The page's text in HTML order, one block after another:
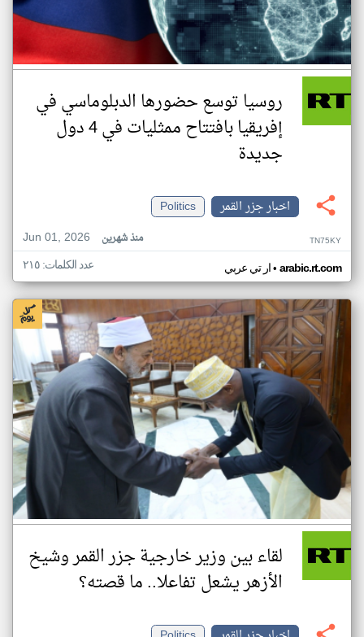
روسيا توسع حضورها الدبلوماسي في
إفريقيا بافتتاح ممثليات في 4 دول
جديدة
اخبار جزر القمر
Politics
Jun 01, 2026
منذ شهرين TN75KY
ار تي عربي• arabic.rt.com عدد الكلمات: ٢١٥
لقاء بين وزير خارجية جزر القمر وشيخ
الأزهر يشعل تفاعلا.. ما قصته؟